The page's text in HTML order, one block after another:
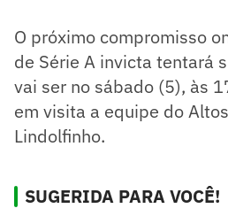
O próximo compromisso
de Série A invicta tentará
vai ser no sábado (5), às
em visita a equipe do
Lindolfinho.
SUGERIDA PARA VOCÊ!